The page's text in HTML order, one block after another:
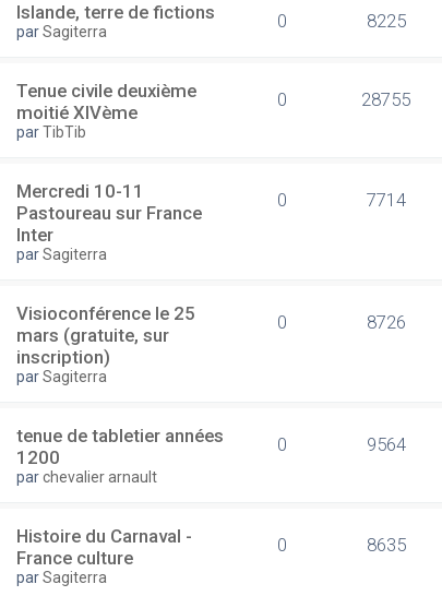
Islande, terre de fictions
parSagiterra 0 8225
Tenue civile deuxième
moitié XIVème
parTibTib
0 28755
Mercredi 10-11
Pastoureau sur France
Inter
parSagiterra
0 7714
Visioconférence le 25
mars (gratuite, sur
inscription)
parSagiterra
0 8726
tenue de tabletier années
1200
parchevalier arnault
0 9564
Histoire du Carnaval -
France culture
parSagiterra
0 8635